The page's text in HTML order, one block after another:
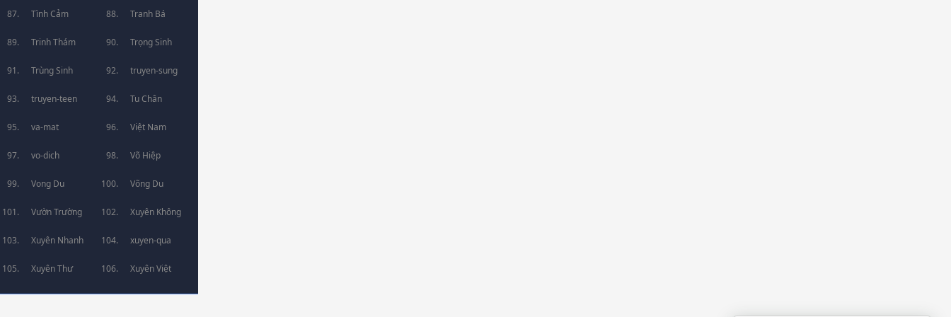
Tình Cảm Tranh Bá
Trinh Thám Trọng Sinh
Trùng Sinh truyen-sung
truyen-teen Tu Chân
va-mat Việt Nam
vo-dich Võ Hiệp
Vong Du Võng Du
Vườn Trường Xuyên Không
Xuyên Nhanh xuyen-qua
Xuyên Thư Xuyên Việt